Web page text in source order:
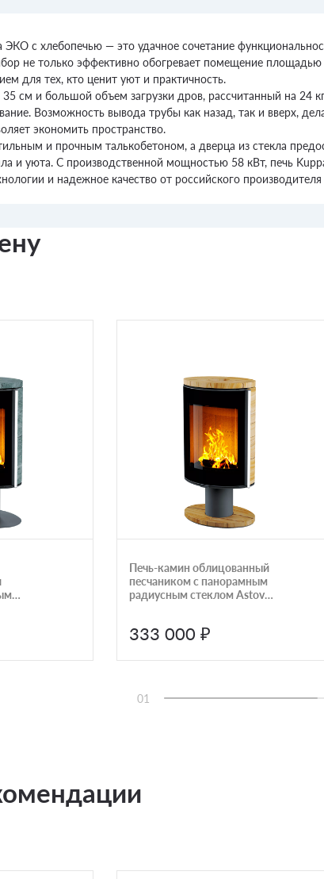
с хлебопечью — это удачное сочетание
не только эффективно обогревает помещение площадью
для тех, кто ценит уют и практичность.
см и большой объем загрузки дров, рассчитанный на 24
Возможность вывода трубы как назад, так и вверх,
экономить пространство.
и прочным талькобетоном, а дверца из стекла
и уюта. С производственной мощностью 58 кВт, печь
и надежное качество от российского
Печь-камин облицованный
песчаником с панорамным
радиусным стеклом Astov
333 000 ₽
01